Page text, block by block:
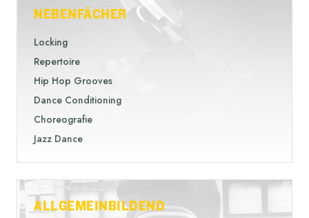
NEBENFÄCHER
Locking
Repertoire
Hip Hop Grooves
Dance Conditioning
Choreografie
Jazz Dance
ALLGEMEINBILDEND